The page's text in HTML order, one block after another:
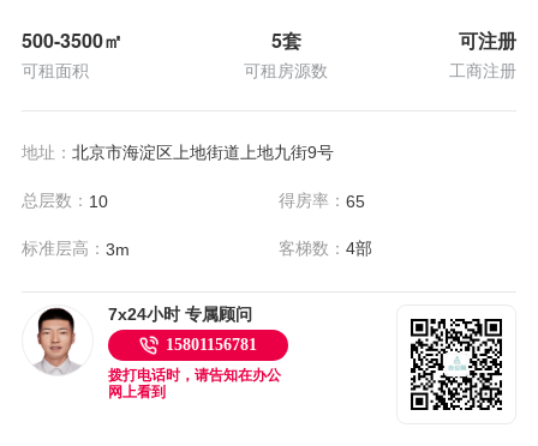
500-3500㎡
可租面积
5套
可租房源数
可注册
工商注册
地址： 北京市海淀区上地街道上地九街9号
总层数： 10 得房率：65
标准层高： 3m 客梯数：4部
7x24小时 专属顾问
15801156781
拨打电话时，请告知在办公
网上看到